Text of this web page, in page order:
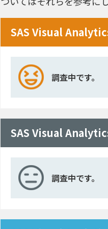
SAS Visual
調査中です。
SAS Visual
調査中です。